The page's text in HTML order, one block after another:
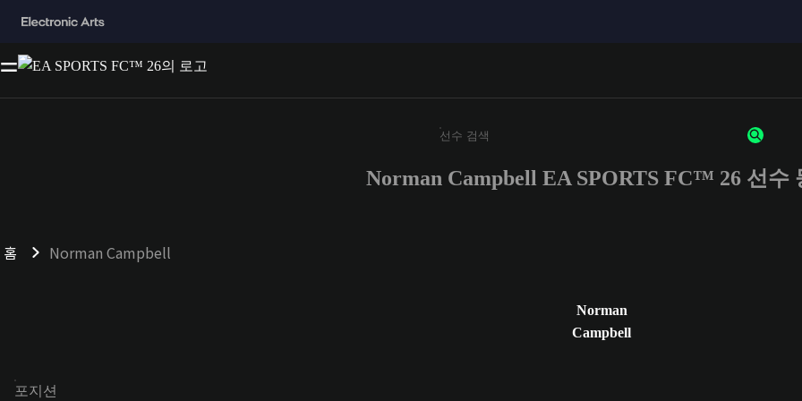
최소 3자 이상의 문자 또는 숫자를 입력하세요
Norman Campbell EA SPORTS FC™ 26 선수
홈 Norman Campbell
Norman
Campbell
포지션